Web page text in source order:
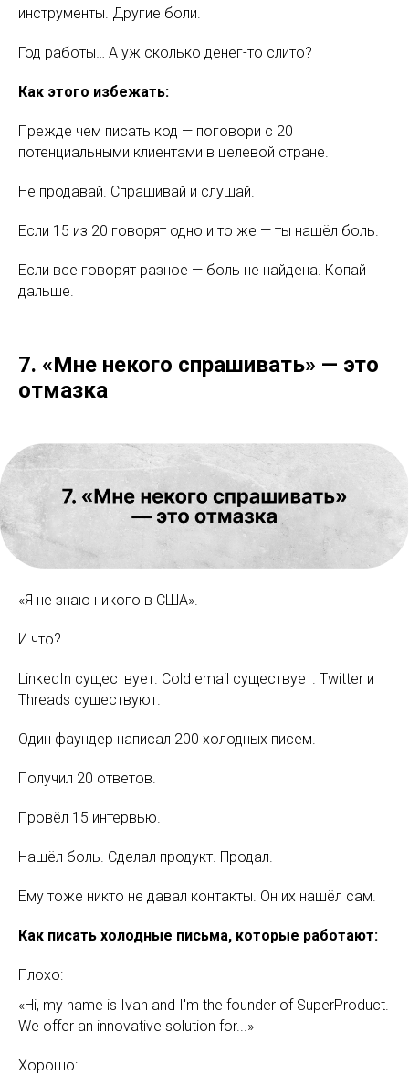
инструменты. Другие боли.
Год работы… А уж сколько денег-то слито?
Как этого избежать:
Прежде чем писать код — поговори с 20
потенциальными клиентами в целевой стране.
Не продавай. Спрашивай и слушай.
Если 15 из 20 говорят одно и то же — ты нашёл боль.
Если все говорят разное — боль не найдена. Копай
дальше.
7. «Мне некого спрашивать» — это
отмазка
«Я не знаю никого в США».
И что?
LinkedIn существует. Cold email существует. Twitter и
Threads существуют.
Один фаундер написал 200 холодных писем.
Получил 20 ответов.
Провёл 15 интервью.
Нашёл боль. Сделал продукт. Продал.
Ему тоже никто не давал контакты. Он их нашёл сам.
Как писать холодные письма, которые работают:
Плохо:
«Hi, my name is Ivan and I'm the founder of SuperProduct.
We offer an innovative solution for...»
Хорошо: